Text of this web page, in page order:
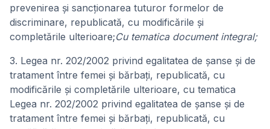
prevenirea și sancționarea tuturor formelor de
discriminare, republicată, cu modificările și
completările ulterioare;Cu tematica document integral;
3. Legea nr. 202/2002 privind egalitatea de șanse și de
tratament între femei și bărbați, republicată, cu
modificările și completările ulterioare, cu tematica
Legea nr. 202/2002 privind egalitatea de șanse și de
tratament între femei și bărbați, republicată, cu